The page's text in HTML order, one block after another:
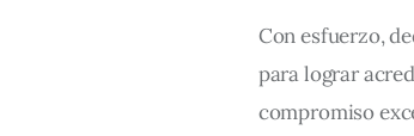
Con esfuerzo,
para lograr
compromiso